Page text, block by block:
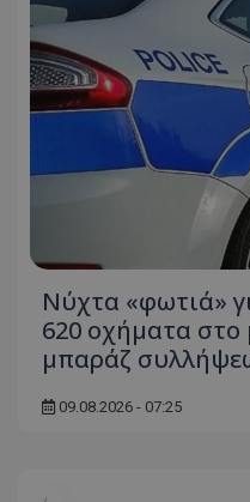
Νύχτα «φωτιά»
620 οχήματα στο
μπαράζ
09.08.2026 - 07:25